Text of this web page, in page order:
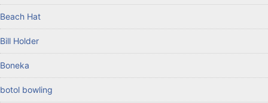
Beach Hat
Bill Holder
Boneka
botol bowling